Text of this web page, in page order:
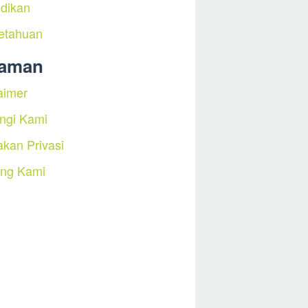
Kami
Privasi
Kami